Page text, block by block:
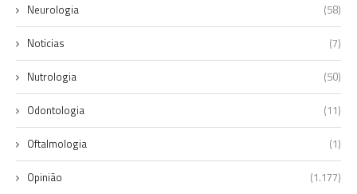
Neurologia (58)
Noticias (7)
Nutrologia (50)
Odontologia (11)
Oftalmologia (1)
Opinião (1.177)